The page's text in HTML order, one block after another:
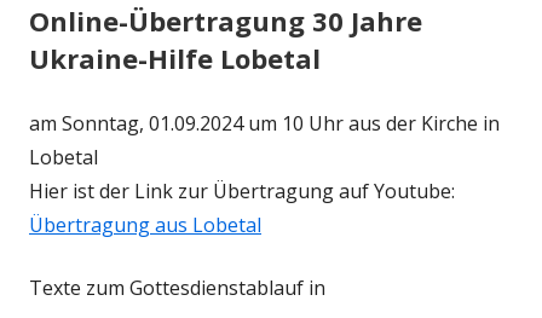
Online-Übertragung 30 Jahre
Ukraine-Hilfe Lobetal
am Sonntag, 01.09.2024 um 10 Uhr aus der Kirche in
Lobetal
Hier ist der Link zur Übertragung auf Youtube:
Übertragung aus Lobetal
Texte zum Gottesdienstablauf in